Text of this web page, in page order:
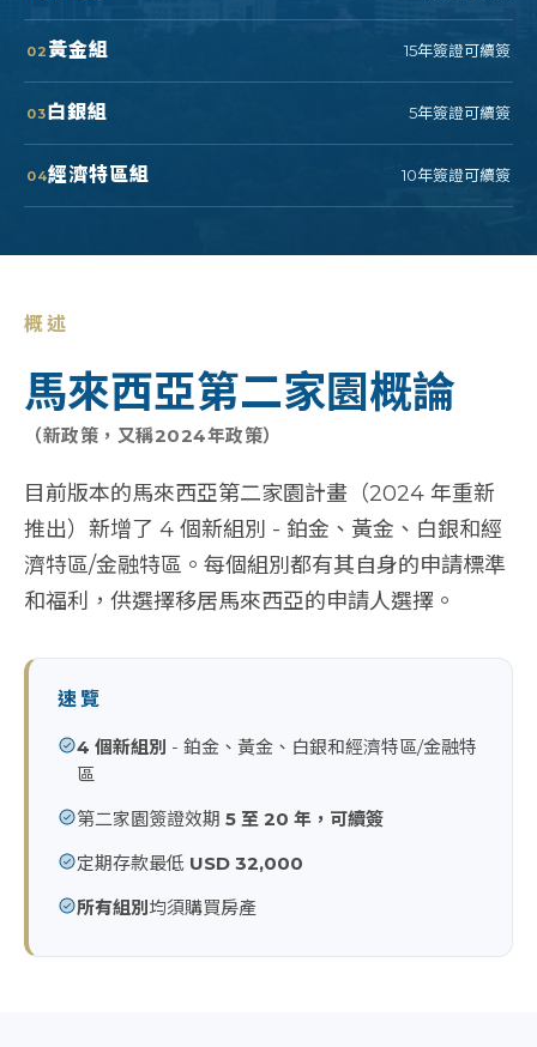
02 黃金組 15年簽證可續簽
03白銀組 5年簽證可續簽
04經濟特區組 10年簽證可續簽
概述
馬來西亞第二家園概論
（新政策，又稱2024年政策）
目前版本的馬來西亞第二家園計畫（2024 年重新
推出）新增了 4 個新組別 - 鉑金、黃金、白銀和經
濟特區/金融特區。每個組別都有其自身的申請標準
和福利，供選擇移居馬來西亞的申請人選擇。
速覽
4 個新組別 - 鉑金、黃金、白銀和經濟特區/金融特
區
第二家園簽證效期 5 至 20 年，可續簽
定期存款最低 USD 32,000
所有組別均須購買房產